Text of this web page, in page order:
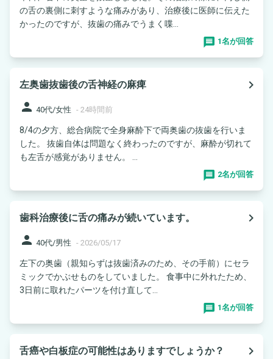
の舌の裏側に刺すような痛みがあり、治療後に医師に伝えた
かったのですが、抜歯の痛みでうまく喋...
1名が回答
左奥歯抜歯後の舌神経の麻痺
navigate_next
person 40代/女性 - 24時間前
8/4の夕方、総合病院で全身麻酔下で両奥歯の抜歯を行いま
した。 抜歯自体は問題なく終わったのですが、麻酔が切れて
も左舌が感覚がありません。 ...
2名が回答
歯科治療後に舌の痛みが続いています。
navigate_next
person 40代/男性 - 2026/05/17
左下の奥歯（親知らずは抜歯済みのため、その手前）にセラ
ミックでかぶせものをしていました。 食事中に外れたため、
3日前に取れたパーツを付け直して...
1名が回答
舌癌や白板症の可能性はありますでしょうか？
navigate_next